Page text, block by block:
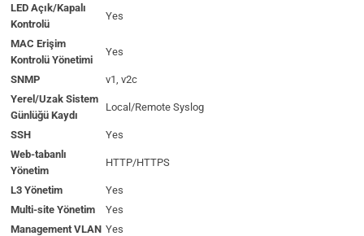
LED Açık/Kapalı
Kontrolü
Yes
MAC Erişim
Kontrolü Yönetimi
Yes
SNMP
v1, v2c
Yerel/Uzak Sistem
Günlüğü Kaydı
Local/Remote Syslog
SSH
Yes
Web-tabanlı
Yönetim
HTTP/HTTPS
L3 Yönetim
Yes
Multi-site Yönetim
Yes
Management VLAN Yes